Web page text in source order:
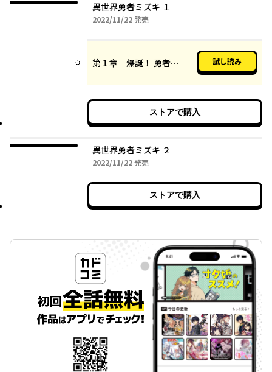
異世界勇者ミズキ １
2022/11/222022年11月22日
発売
第１章 爆誕！ 勇者ミズキ 試し読み
ストアで購入
異世界勇者ミズキ ２
2022/11/222022年11月22日
発売
ストアで購入